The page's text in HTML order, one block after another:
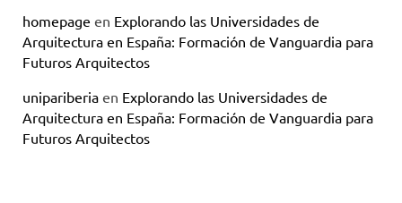
homepage en Explorando las Universidades de
Arquitectura en España: Formación de Vanguardia para
Futuros Arquitectos
unipariberia en Explorando las Universidades de
Arquitectura en España: Formación de Vanguardia para
Futuros Arquitectos